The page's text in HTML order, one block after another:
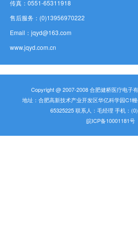
传真：0551-65311918
售后服务：(0)13956970222
Email：jqyd@163.com
www.jqyd.com.cn
Copyright @ 2007-2008 合肥健桥医疗电子
地址：合肥高新技术产业开发区华亿科学园C1
65325225 联系人：毛经理 手机：
皖ICP备10001181号